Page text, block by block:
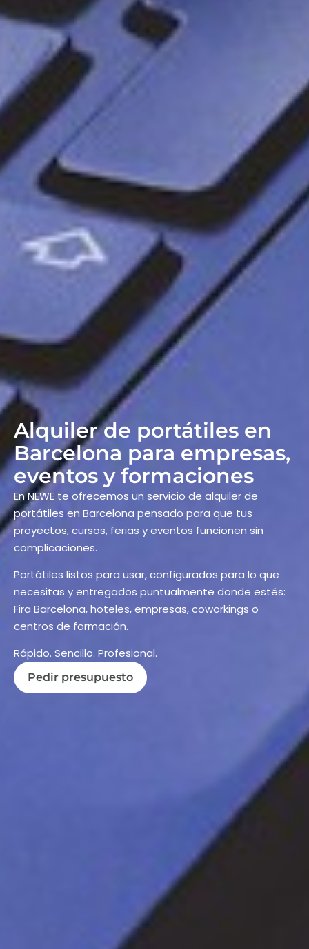
Alquiler de portátiles en
Barcelona para empresas,
eventos y formaciones
En NEWE te ofrecemos un servicio de alquiler de
portátiles en Barcelona pensado para que tus
proyectos, cursos, ferias y eventos funcionen sin
complicaciones.
Portátiles listos para usar, configurados para lo que
necesitas y entregados puntualmente donde estés:
Fira Barcelona, hoteles, empresas, coworkings o
centros de formación.
Rápido. Sencillo. Profesional.
Pedir presupuesto